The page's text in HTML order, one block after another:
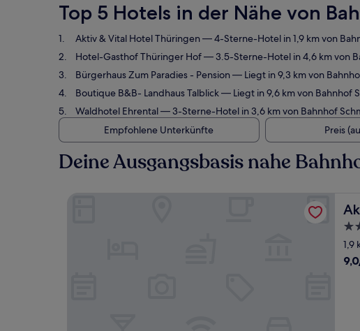
Top 5 Hotels in der Nähe von
Aktiv & Vital Hotel Thüringen— 4-Sterne-Hotel in 1,9 km von
Hotel-Gasthof Thüringer Hof— 3.5-Sterne-Hotel in 4,6 km von
Bürgerhaus Zum Paradies - Pension— Liegt in 9,3 km von
Boutique B&B- Landhaus Talblick— Liegt in 9,6 km von Bahnhof
Waldhotel Ehrental— 3-Sterne-Hotel in 3,6 km von Bahnhof
Empfohlene Unterkünfte
Preis
Deine Ausgangsbasis nahe
1,9
9.0